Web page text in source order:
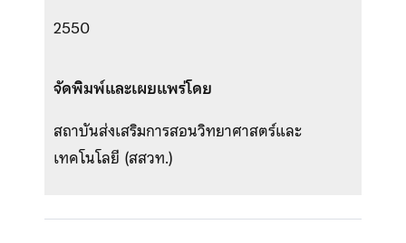
2550
จัดพิมพ์และเผยแพร่โดย
สถาบันส่งเสริมการสอนวิทยาศาสตร์และ
เทคโนโลยี (สสวท.)